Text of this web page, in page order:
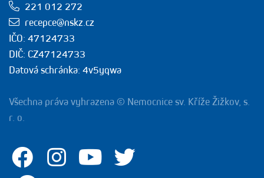
221 012 272
recepce@nskz.cz
IČO: 47124733
DIČ: CZ47124733
Datová schránka: 4v5yqwa
Všechna práva vyhrazena © Nemocnice sv. Kříže Žižkov, s.
r. o.